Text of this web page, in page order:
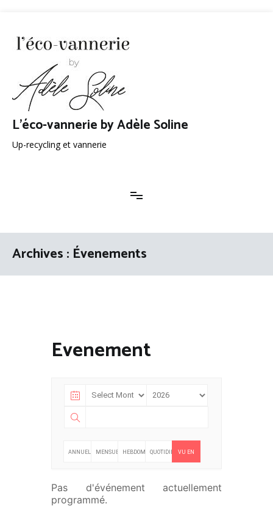
contenu
L'éco-vannerie by Adèle Soline
Up-recycling et vannerie
Archives : Évenements
Evenement
ANNUELLE MENSUELLEHEBDOMADAIREQUOTIDIENNEVU EN
Pas d'événement actuellement
programmé.